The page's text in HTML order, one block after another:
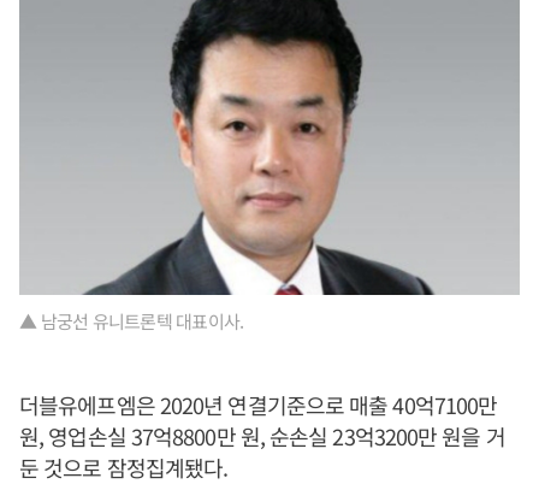
▲ 남궁선 유니트론텍 대표이사.
더블유에프엠은 2020년 연결기준으로 매출 40억7100만
원, 영업손실 37억8800만 원, 순손실 23억3200만 원을 거
둔 것으로 잠정집계됐다.